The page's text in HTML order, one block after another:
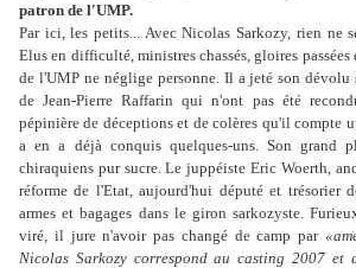
patron de l'UMP.
Par ici, les petits... Avec Nicolas Sarkozy, rien ne
Elus en difficulté, ministres chassés, gloires
de l'UMP ne néglige personne. Il a jeté son dévolu
de Jean-Pierre Raffarin qui n'ont pas été
pépinière de déceptions et de colères qu'il compte
a en a déjà conquis quelques-uns. Son grand
chiraquiens pur sucre. Le juppéiste Eric Woerth,
réforme de l'Etat, aujourd'hui député et trésorier
armes et bagages dans le giron sarkozyste.
viré, il jure n'avoir pas changé de camp par
Nicolas Sarkozy correspond au casting 2007 et